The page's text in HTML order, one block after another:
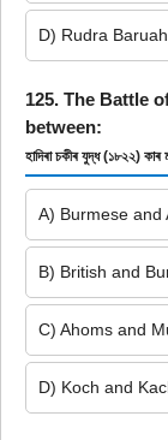
D) Rudra Baruah
125. The Battle
between:
হাদিৰা চকীৰ যুদ্ধ (১৮২২) কাৰ
A) Burmese and
B) British and
C) Ahoms and
D) Koch and